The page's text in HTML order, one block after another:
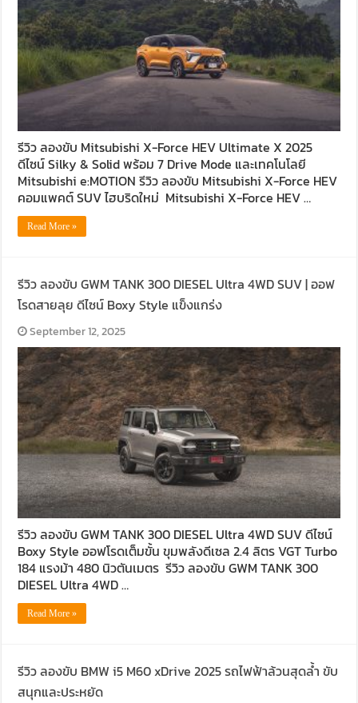
รีวิว ลองขับ Mitsubishi X-Force HEV Ultimate X 2025
ดีไซน์ Silky & Solid พร้อม 7 Drive Mode และเทคโนโลยี
Mitsubishi e:MOTION รีวิว ลองขับ Mitsubishi X-Force HEV
คอมแพคต์ SUV ไฮบริดใหม่ Mitsubishi X-Force HEV …
Read More »
รีวิว ลองขับ GWM TANK 300 DIESEL Ultra 4WD SUV | ออฟ
โรดสายลุย ดีไซน์ Boxy Style แข็งแกร่ง
September 12, 2025
รีวิว ลองขับ GWM TANK 300 DIESEL Ultra 4WD SUV ดีไซน์
Boxy Style ออฟโรดเต็มขั้น ขุมพลังดีเซล 2.4 ลิตร VGT Turbo
184 แรงม้า 480 นิวตันเมตร รีวิว ลองขับ GWM TANK 300
DIESEL Ultra 4WD …
Read More »
รีวิว ลองขับ BMW i5 M60 xDrive 2025 รถไฟฟ้าล้วนสุดล้ำ ขับ
สนุกและประหยัด